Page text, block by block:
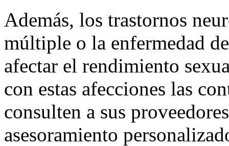
Además, los trastornos
múltiple o la enfermedad
afectar el rendimiento
con estas afecciones las
consulten a sus
asesoramiento